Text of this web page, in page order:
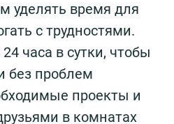
уделять время для
с трудностями.
часа в сутки, чтобы
без проблем
проекты и
в комнатах